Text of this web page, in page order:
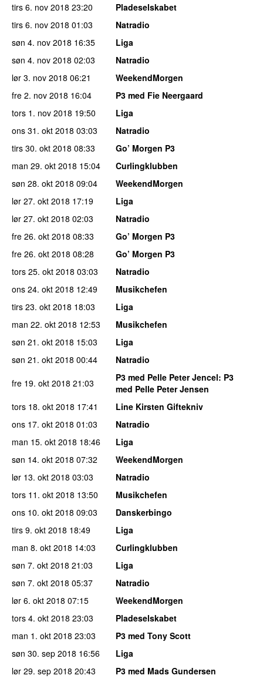
tirs 6. nov 2018 23:20
Pladeselskabet
tirs 6. nov 2018 01:03
Natradio
søn 4. nov 2018 16:35
Liga
søn 4. nov 2018 02:03
Natradio
lør 3. nov 2018 06:21
WeekendMorgen
fre 2. nov 2018 16:04
P3 med Fie Neergaard
tors 1. nov 2018 19:50
Liga
ons 31. okt 2018 03:03
Natradio
tirs 30. okt 2018 08:33
Go’ Morgen P3
man 29. okt 2018 15:04
Curlingklubben
søn 28. okt 2018 09:04
WeekendMorgen
lør 27. okt 2018 17:19
Liga
lør 27. okt 2018 02:03
Natradio
fre 26. okt 2018 08:33
Go’ Morgen P3
fre 26. okt 2018 08:28
Go’ Morgen P3
tors 25. okt 2018 03:03
Natradio
ons 24. okt 2018 12:49
Musikchefen
tirs 23. okt 2018 18:03
Liga
man 22. okt 2018 12:53
Musikchefen
søn 21. okt 2018 15:03
Liga
søn 21. okt 2018 00:44
Natradio
fre 19. okt 2018 21:03 P3 med Pelle Peter Jencel: P3
med Pelle Peter Jensen
tors 18. okt 2018 17:41
Line Kirsten Giftekniv
ons 17. okt 2018 01:03
Natradio
man 15. okt 2018 18:46
Liga
søn 14. okt 2018 07:32
WeekendMorgen
lør 13. okt 2018 03:03
Natradio
tors 11. okt 2018 13:50
Musikchefen
ons 10. okt 2018 09:03
Danskerbingo
tirs 9. okt 2018 18:49
Liga
man 8. okt 2018 14:03
Curlingklubben
søn 7. okt 2018 21:03
Liga
søn 7. okt 2018 05:37
Natradio
lør 6. okt 2018 07:15
WeekendMorgen
tors 4. okt 2018 23:03
Pladeselskabet
man 1. okt 2018 23:03
P3 med Tony Scott
søn 30. sep 2018 16:56
Liga
lør 29. sep 2018 20:43 P3 med Mads Gundersen